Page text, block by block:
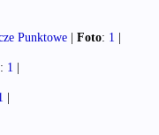
Punktowe | Foto: 1 |
: 1 |
|